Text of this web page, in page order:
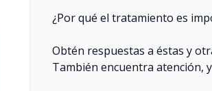
¿Por qué el tratamiento es
Obtén respuestas a éstas y
También encuentra atención,